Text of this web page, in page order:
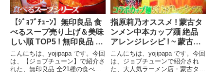
【ｼﾞｮﾌﾞﾁｭｰﾝ】無印良品 食
べるスープ売り上げ＆美味
しい順 TOP5 ! 無印良品 食
べるスープシリーズ売り上
げ＆美味しい順 TOP5 紹介
!
こんにちは、yojipapa です。今回
は、【ジョブチューン】で紹介さ
れた、無印良品 全21種の食べる
指原莉乃オススメ ! 蒙古タ
ンメン中本カップ麺 絶品
アレンジレシピ ! ~ 蒙古タ
ンメン中本カップ麺 納豆
チョイ足しレシピ ~【ｼﾞｮ
ﾌﾞﾁｭｰﾝ】
こんにちは、yojipapa です。今回
は、ジョブチューンで紹介され
た、大人気ラーメン店・蒙古タン